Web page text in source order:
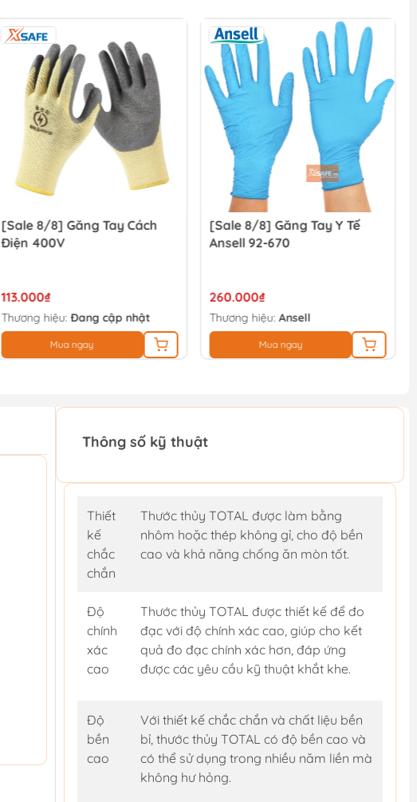
[Sale 8/8] Găng Tay Cách
Điện 400V
113.000₫
Thương hiệu:Đang cập nhật
Mua ngay
[Sale 8/8] Găng Tay Y Tế
Ansell 92-670
260.000₫
Thương hiệu:Ansell
Mua ngay
Thông số kỹ thuật
Thiết
kế
chắc
chắn
Thước thủy TOTAL được làm bằng
nhôm hoặc thép không gỉ, cho độ bền
cao và khả năng chống ăn mòn tốt.
Độ
chính
xác
cao
Thước thủy TOTAL được thiết kế để đo
đạc với độ chính xác cao, giúp cho kết
quả đo đạc chính xác hơn, đáp ứng
được các yêu cầu kỹ thuật khắt khe.
Độ
bền
cao
Với thiết kế chắc chắn và chất liệu bền
bỉ, thước thủy TOTAL có độ bền cao và
có thể sử dụng trong nhiều năm liền mà
không hư hỏng.